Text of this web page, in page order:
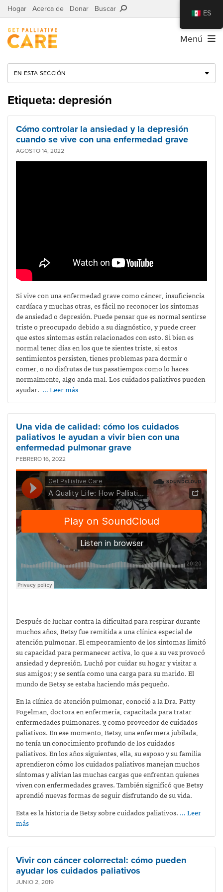
Hogar Acerca de Donar Buscar
Menú
EN ESTA SECCIÓN
Etiqueta: depresión
Cómo controlar la ansiedad y la depresión
cuando se vive con una enfermedad grave
AGOSTO 14, 2022
Si vive con una enfermedad grave como cáncer, insuficiencia
cardíaca y muchas otras, es fácil no reconocer los síntomas
de ansiedad o depresión. Puede pensar que es normal sentirse
triste o preocupado debido a su diagnóstico, y puede creer
que estos síntomas están relacionados con esto. Si bien es
normal tener días en los que te sientes triste, si estos
sentimientos persisten, tienes problemas para dormir o
comer, o no disfrutas de tus pasatiempos como lo haces
normalmente, algo anda mal. Los cuidados paliativos pueden
ayudar. … Leer más
Una vida de calidad: cómo los cuidados
paliativos le ayudan a vivir bien con una
enfermedad pulmonar grave
FEBRERO 16, 2022
Después de luchar contra la dificultad para respirar durante
muchos años, Betsy fue remitida a una clínica especial de
atención pulmonar. El empeoramiento de los síntomas limitó
su capacidad para permanecer activa, lo que a su vez provocó
ansiedad y depresión. Luchó por cuidar su hogar y visitar a
sus amigos; y se sentía como una carga para su marido. El
mundo de Betsy se estaba haciendo más pequeño.
En la clínica de atención pulmonar, conoció a la Dra. Patty
Fogelman, doctora en enfermería, capacitada para tratar
enfermedades pulmonares.ycomo proveedor de cuidados
paliativos. En ese momento, Betsy, una enfermera jubilada,
no tenía un conocimiento profundo de los cuidados
paliativos. En los años siguientes, ella, su esposo y su familia
aprendieron cómo los cuidados paliativos manejan muchos
síntomas y alivian las muchas cargas que enfrentan quienes
viven con enfermedades graves. También significó que Betsy
aprendió nuevas formas de seguir disfrutando de su vida.
Esta es la historia de Betsy sobre cuidados paliativos. … Leer
más
Vivir con cáncer colorrectal: cómo pueden
ayudar los cuidados paliativos
JUNIO 2, 2019
ES